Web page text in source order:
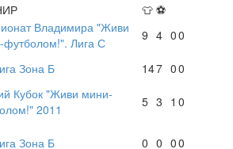
👕 ⚽
Владимира "Живи
футболом!". Лига С
9 4 00
Зона Б 147 00
Кубок "Живи мини-
2011
5 3 1 0
Зона Б 0 0 00